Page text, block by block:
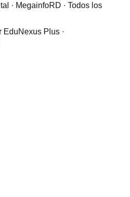
· MegainfoRD · Todos los
Plus ·